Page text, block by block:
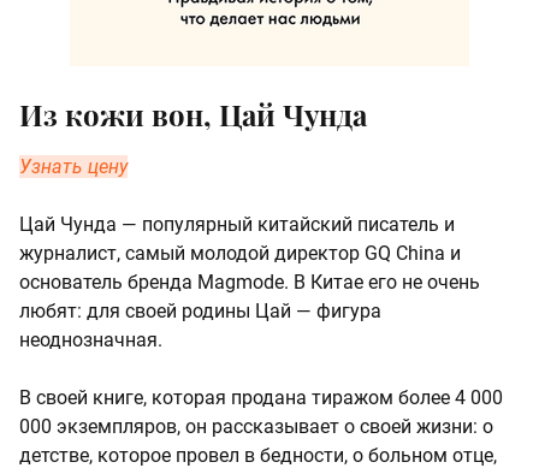
Из кожи вон, Цай Чунда
Узнать цену
Цай Чунда — популярный китайский писатель и
журналист, самый молодой директор GQ China и
основатель бренда Magmode. В Китае его не очень
любят: для своей родины Цай — фигура
неоднозначная.
В своей книге, которая продана тиражом более 4 000
000 экземпляров, он рассказывает о своей жизни: о
детстве, которое провел в бедности, о больном отце,